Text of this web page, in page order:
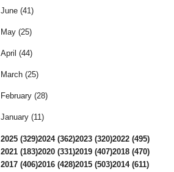
June (41)
May (25)
April (44)
March (25)
February (28)
January (11)
2025 (329)2024 (362)2023 (320)2022 (495)
2021 (183)2020 (331)2019 (407)2018 (470)
2017 (406)2016 (428)2015 (503)2014 (611)